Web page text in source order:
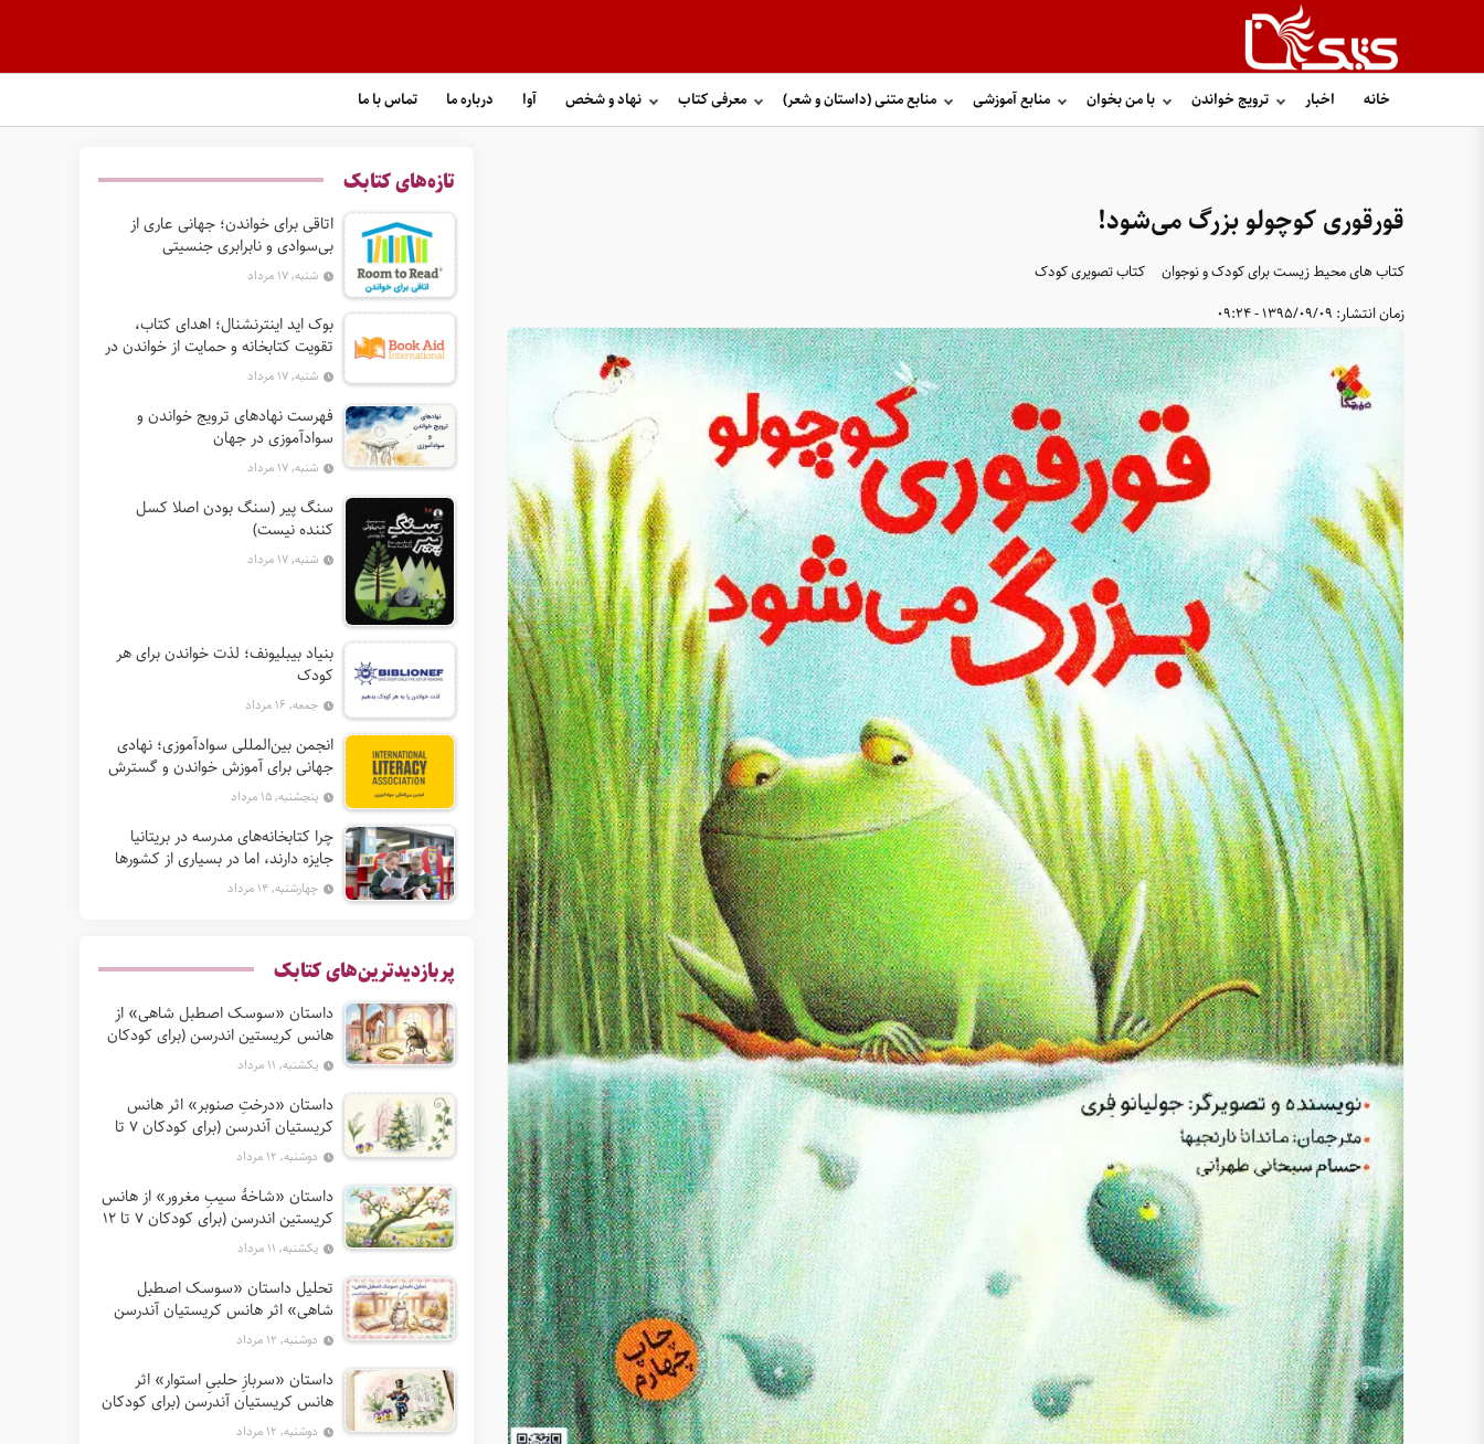
خانه اخبار ترویج خواندن با من بخوان منابع آموزشی منابع متنی (داستان و شعر) معرفی کتاب نهاد و شخص آوا درباره ما تماس با ما
قورقوری کوچولو بزرگ می‌شود!
کتاب های محیط زیست برای کودک و نوجوان
کتاب تصویری کودک
زمان انتشار: 1395/09/09 - 09:24
تازه‌های کتابک
اتاقی برای خواندن؛ جهانی عاری از
بی‌سوادی و نابرابری جنسیتی
شنبه, ۱۷ مرداد
بوک‌ اید اینترنشنال؛ اهدای کتاب،
تقویت کتابخانه و حمایت از خواندن در
جهانشنبه, ۱۷ مرداد
فهرست نهادهای ترویج خواندن و
سوادآموزی در جهان
شنبه, ۱۷ مرداد
سنگ پیر (سنگ بودن اصلا کسل
کننده نیست)
شنبه, ۱۷ مرداد
بنیاد بیبلیونف؛ لذت خواندن برای هر
کودک
جمعه, ۱۶ مرداد
انجمن بین‌المللی سوادآموزی؛ نهادی
جهانی برای آموزش خواندن و گسترش
حق سواد
پنجشنبه, ۱۵ مرداد
چرا کتابخانه‌های مدرسه در بریتانیا
جایزه دارند، اما در بسیاری از کشورها
نه؟چهارشنبه, ۱۴ مرداد
پربازدیدترین‌های کتابک
داستان «سوسک اصطبل شاهی» از
هانس کریستین اندرسن (برای کودکان
7 تا 12 سال) یکشنبه, ۱۱ مرداد
داستان «درختِ صنوبر» اثر هانس
کریستیان آندرسن (برای کودکان 7 تا
12 سال) دوشنبه, ۱۲ مرداد
داستان «شاخهٔ سیبِ مغرور» از هانس
کریستین اندرسن (برای کودکان 7 تا 12
سال)یکشنبه, ۱۱ مرداد
تحلیل داستان «سوسک اصطبل
شاهی» اثر هانس کریستیان آندرسن
دوشنبه, ۱۲ مرداد
داستان «سربازِ حلبیِ استوار» اثر
هانس کریستیان آندرسن (برای کودکان
7 تا 12 سال) دوشنبه, ۱۲ مرداد